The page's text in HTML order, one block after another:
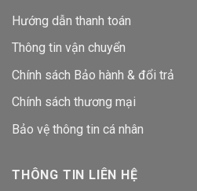
Hướng dẫn thanh toán
Thông tin vận chuyển
Chính sách Bảo hành & đổi trả
Chính sách thương mại
Bảo vệ thông tin cá nhân
THÔNG TIN LIÊN HỆ